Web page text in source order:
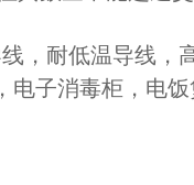
，耐低温导线，
子消毒柜，电